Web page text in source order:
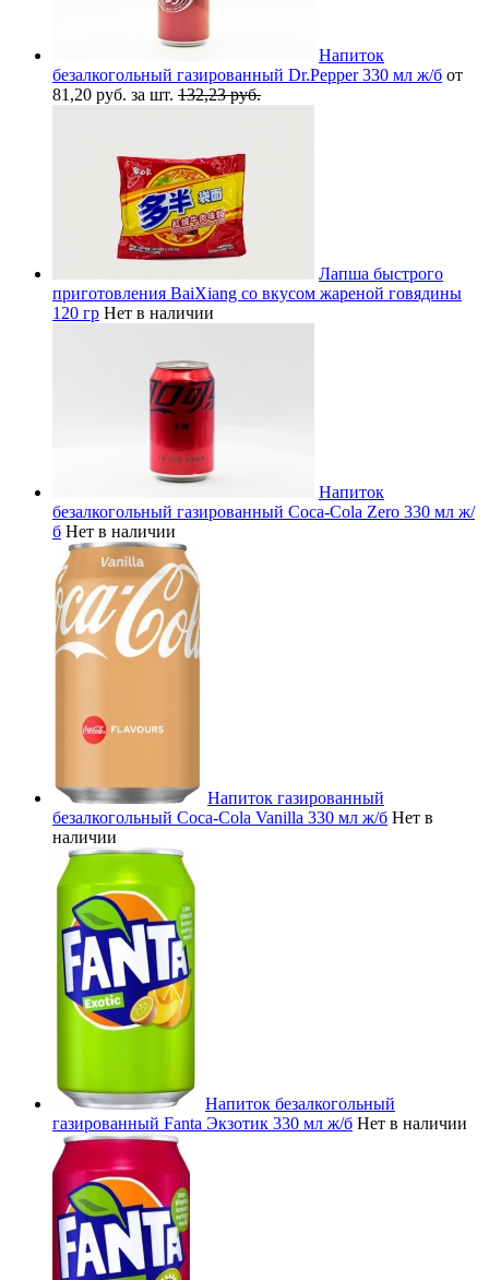
Напиток
безалкогольный газированный Dr.Pepper 330 мл ж/б от
81,20 руб. за шт. 132,23 руб.
Лапша быстрого
приготовления BaiXiang со вкусом жареной говядины
120 гр Нет в наличии
Напиток
безалкогольный газированный Coca-Cola Zero 330 мл ж/
б Нет в наличии
Напиток газированный
безалкогольный Coca-Cola Vanilla 330 мл ж/б Нет в
наличии
Напиток безалкогольный
газированный Fanta Экзотик 330 мл ж/б Нет в наличии